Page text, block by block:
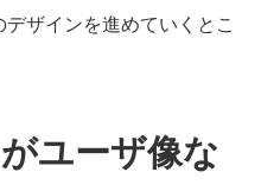
ザインを進めていくとこ
ユーザ像な